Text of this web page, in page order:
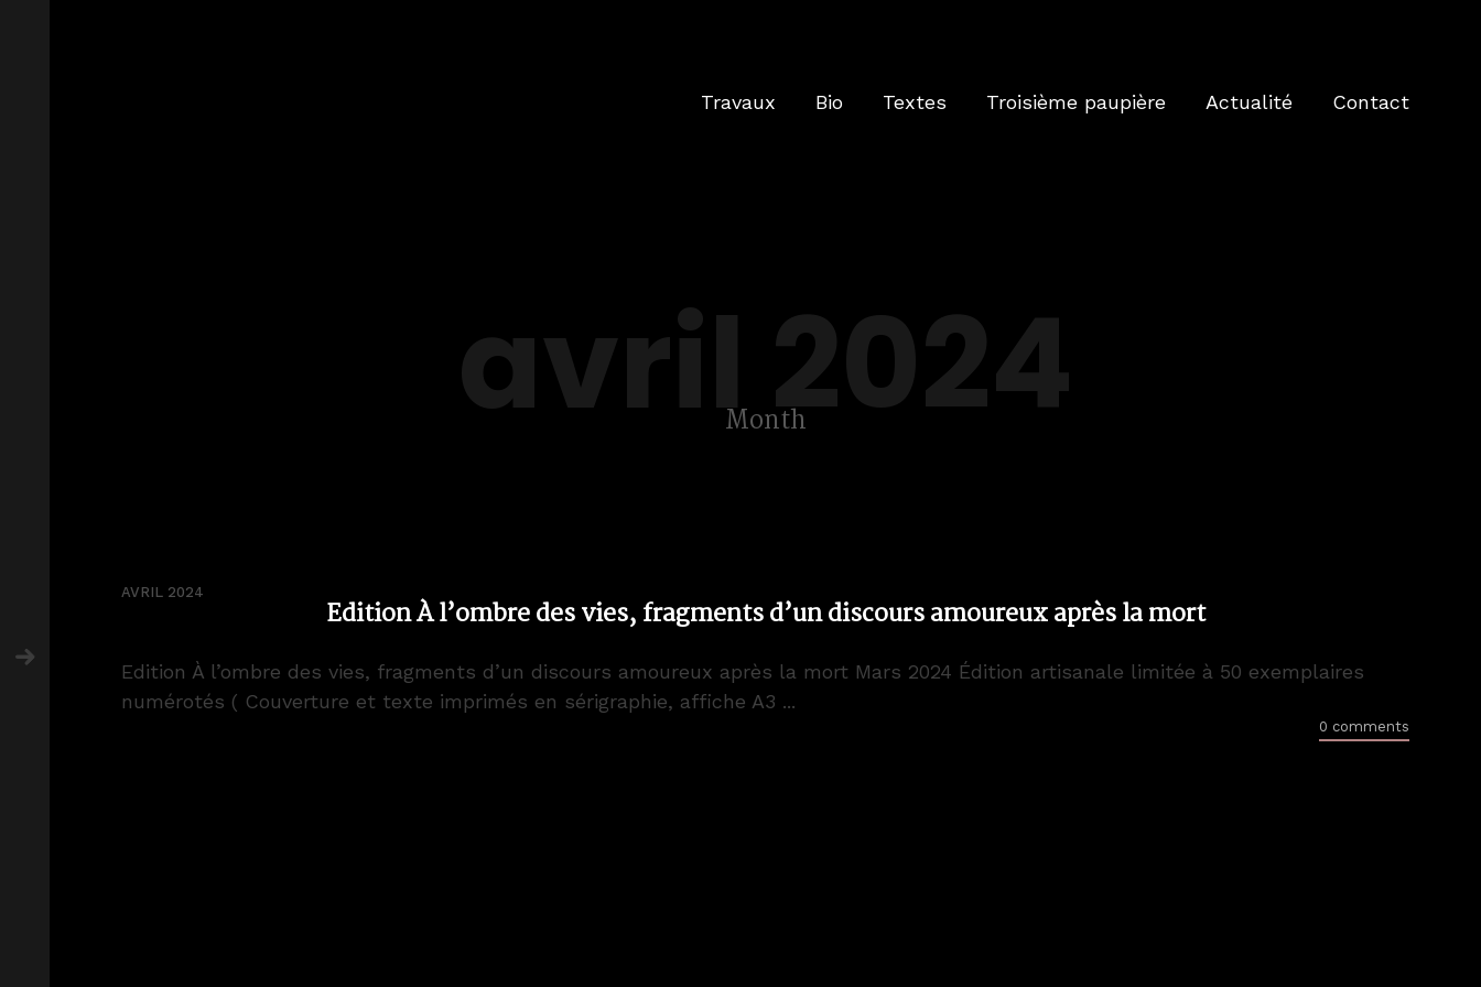
Travaux Bio Textes Troisième paupière Actualité Contact
avril 2024
Month
AVRIL 2024
Edition À l’ombre des vies, fragments d’un discours amoureux après la mort
Edition À l’ombre des vies, fragments d’un discours amoureux après la mort Mars 2024 Édition artisanale limitée à 50 exemplaires
numérotés ( Couverture et texte imprimés en sérigraphie, affiche A3 ...
0 comments